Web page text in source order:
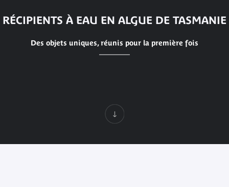
RÉCIPIENTS À EAU EN ALGUE DE TASMANIE
Des objets uniques, réunis pour la première fois